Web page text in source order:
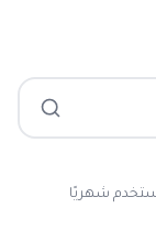
شهريًا